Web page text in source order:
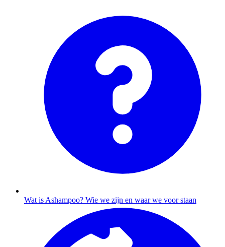
Wat is Ashampoo? Wie we zijn en waar we voor staan